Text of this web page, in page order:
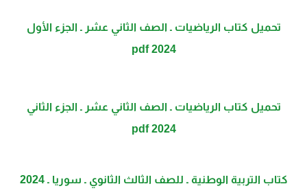
تحميل كتاب الرياضيات ـ الصف الثاني عشر ـ الجزء الأول
2024 pdf
تحميل كتاب الرياضيات ـ الصف الثاني عشر ـ الجزء الثاني
2024 pdf
كتاب التربية الوطنية ـ للصف الثالث الثانوي ـ سوريا ـ 2024